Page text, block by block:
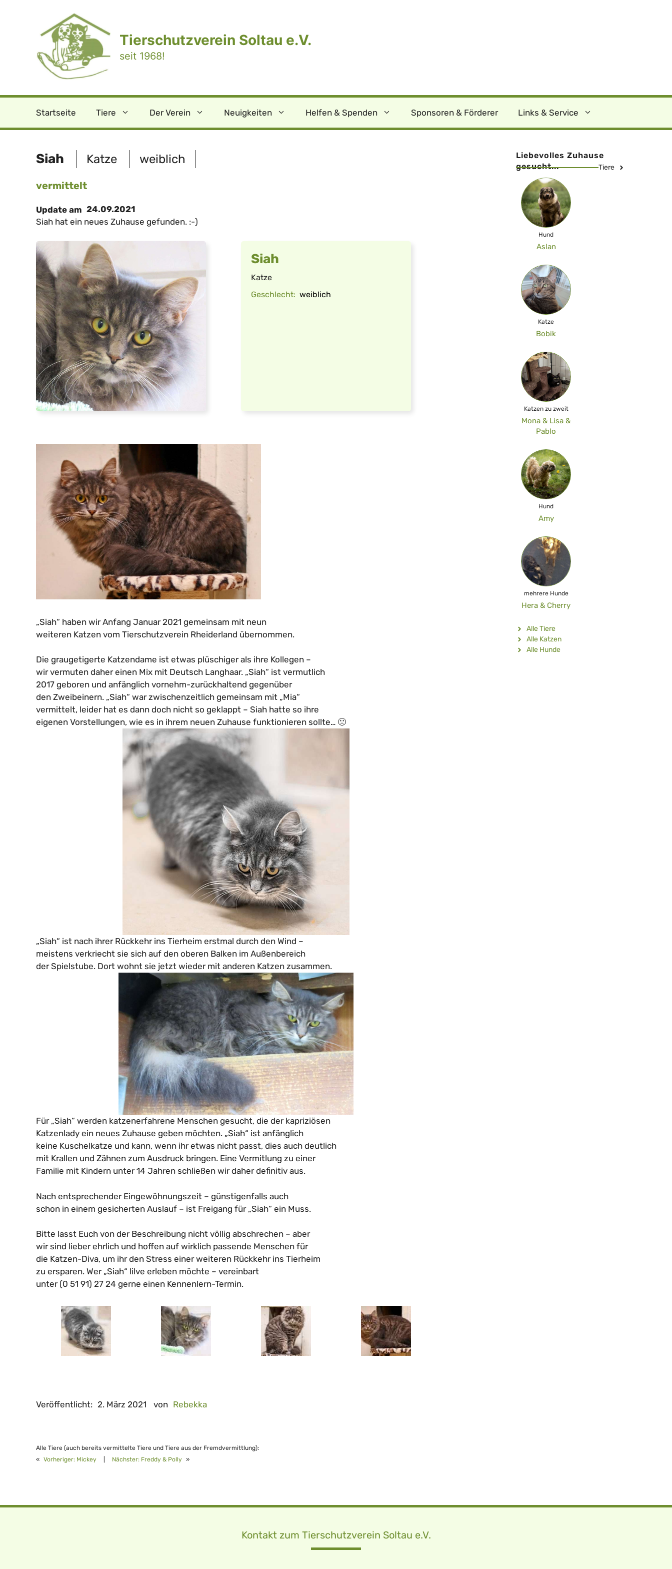
Tierschutzverein Soltau e.V.
seit 1968!
Startseite Tiere Der Verein Neuigkeiten Helfen & Spenden Sponsoren & Förderer Links & Service
Siah Katze weiblich
vermittelt
Update am 24.09.2021
Siah hat ein neues Zuhause gefunden. :-)
Siah
Katze
Geschlecht: weiblich
„Siah“ haben wir Anfang Januar 2021 gemeinsam mit neun
weiteren Katzen vom Tierschutzverein Rheiderland übernommen.
Die graugetigerte Katzendame ist etwas plüschiger als ihre Kollegen –
wir vermuten daher einen Mix mit Deutsch Langhaar. „Siah“ ist vermutlich
2017 geboren und anfänglich vornehm-zurückhaltend gegenüber
den Zweibeinern. „Siah“ war zwischenzeitlich gemeinsam mit „Mia“
vermittelt, leider hat es dann doch nicht so geklappt – Siah hatte so ihre
eigenen Vorstellungen, wie es in ihrem neuen Zuhause funktionieren sollte… 🙁
„Siah“ ist nach ihrer Rückkehr ins Tierheim erstmal durch den Wind –
meistens verkriecht sie sich auf den oberen Balken im Außenbereich
der Spielstube. Dort wohnt sie jetzt wieder mit anderen Katzen zusammen.
Für „Siah“ werden katzenerfahrene Menschen gesucht, die der kapriziösen
Katzenlady ein neues Zuhause geben möchten. „Siah“ ist anfänglich
keine Kuschelkatze und kann, wenn ihr etwas nicht passt, dies auch deutlich
mit Krallen und Zähnen zum Ausdruck bringen. Eine Vermitlung zu einer
Familie mit Kindern unter 14 Jahren schließen wir daher definitiv aus.
Nach entsprechender Eingewöhnungszeit – günstigenfalls auch
schon in einem gesicherten Auslauf – ist Freigang für „Siah“ ein Muss.
Bitte lasst Euch von der Beschreibung nicht völlig abschrechen – aber
wir sind lieber ehrlich und hoffen auf wirklich passende Menschen für
die Katzen-Diva, um ihr den Stress einer weiteren Rückkehr ins Tierheim
zu ersparen. Wer „Siah“ lilve erleben möchte – vereinbart
unter (0 51 91) 27 24 gerne einen Kennenlern-Termin.
Veröffentlicht: 2. März 2021 von Rebekka
Alle Tiere (auch bereits vermittelte Tiere und Tiere aus der Fremdvermittlung):
« Vorheriger: Mickey Nächster: Freddy & Polly »
Liebevolles Zuhause
gesucht...
Tiere
Hund
Aslan
Katze
Bobik
Katzen zu zweit
Mona & Lisa &
Pablo
Hund
Amy
mehrere Hunde
Hera & Cherry
Alle Tiere
Alle Katzen
Alle Hunde
Kontakt zum Tierschutzverein Soltau e.V.